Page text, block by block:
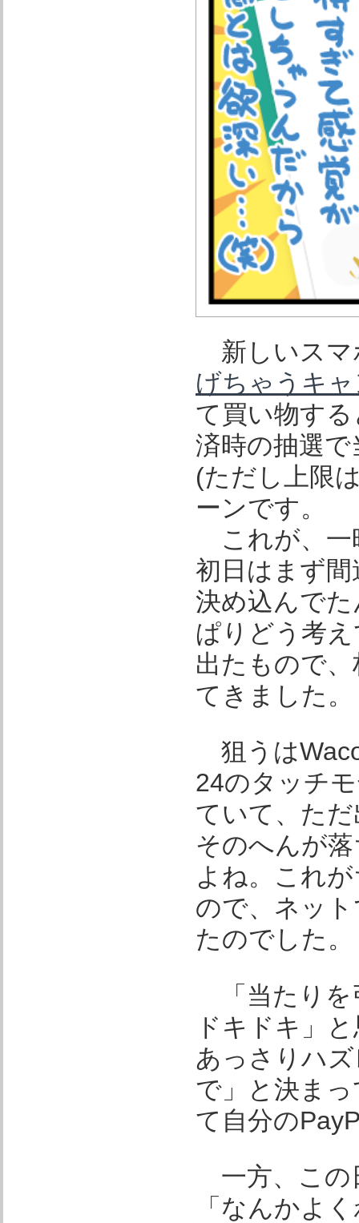
新しいスマ
げちゃうキ
て買い物す
済時の抽選
(ただし上限
ーンです。
これが、一
初日はまず
決め込んで
ぱりどう考
出たもので
てきました。
狙うは
24のタッチ
ていて、た
そのへんが
よね。これ
ので、ネッ
たのでした。
「当たりを
ドキドキ」
あっさりハ
で」と決ま
て自分の
一方、この
「なんかよ